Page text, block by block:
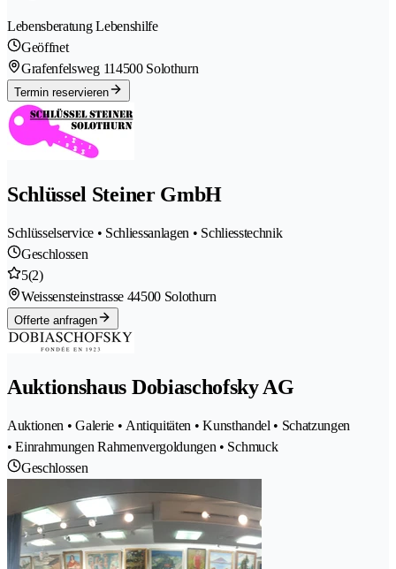
Lebensberatung Lebenshilfe
Geöffnet
Grafenfelsweg 114500 Solothurn
Termin reservieren
Schlüssel Steiner GmbH
Schlüsselservice • Schliessanlagen • Schliesstechnik
Geschlossen
5(2)
Weissensteinstrasse 44500 Solothurn
Offerte anfragen
Auktionshaus Dobiaschofsky AG
Auktionen • Galerie • Antiquitäten • Kunsthandel • Schatzungen
• Einrahmungen Rahmenvergoldungen • Schmuck
Geschlossen